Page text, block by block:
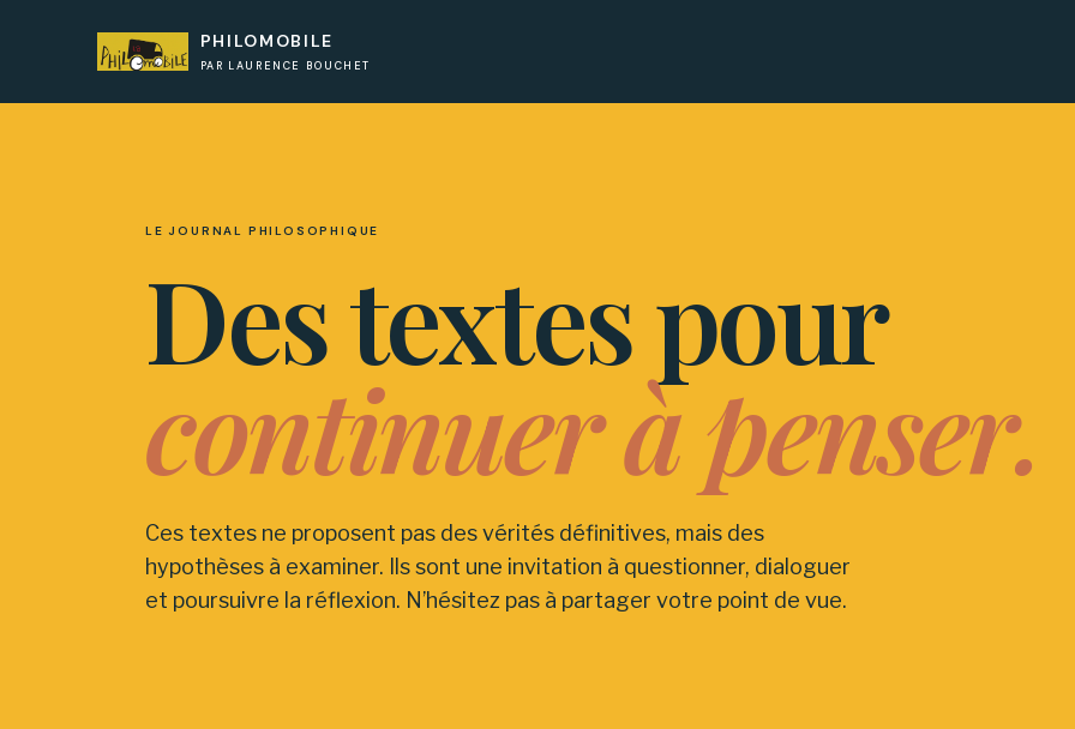
PHILOMOBILE
PAR LAURENCE BOUCHET
LE JOURNAL PHILOSOPHIQUE
Des textes pour
continuer à penser.
Ces textes ne proposent pas des vérités définitives, mais des
hypothèses à examiner. Ils sont une invitation à questionner, dialoguer
et poursuivre la réflexion. N’hésitez pas à partager votre point de vue.